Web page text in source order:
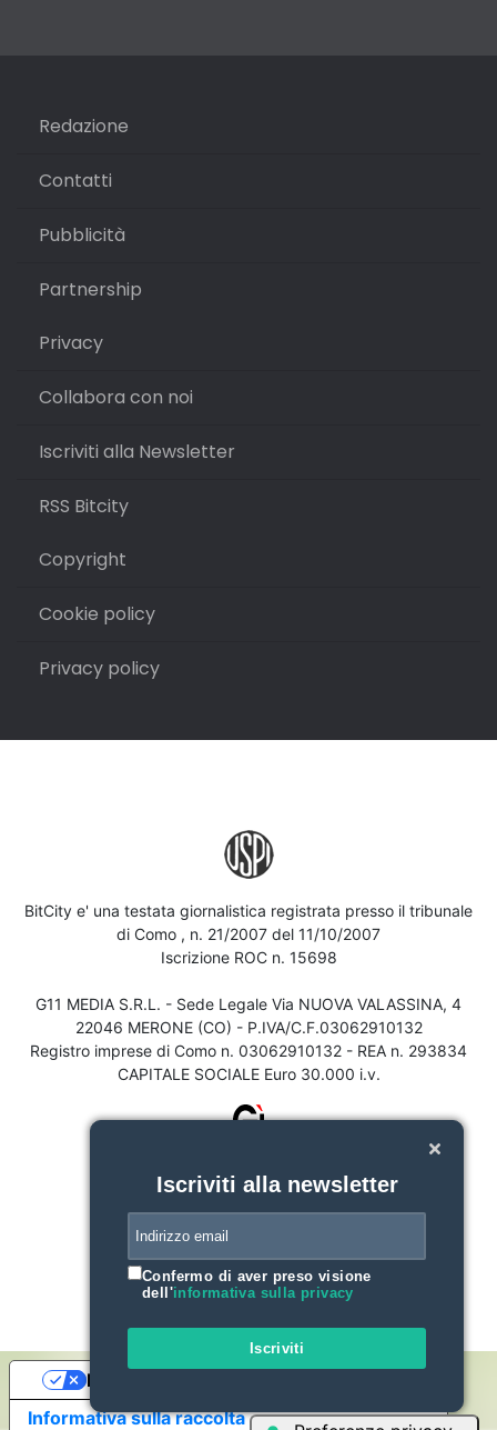
Redazione
Contatti
Pubblicità
Partnership
Privacy
Collabora con noi
Iscriviti alla Newsletter
RSS Bitcity
Copyright
Cookie policy
Privacy policy
BitCity e' una testata giornalistica registrata presso il tribunale
di Como , n. 21/2007 del 11/10/2007
Iscrizione ROC n. 15698
G11 MEDIA S.R.L. - Sede Legale Via NUOVA VALASSINA, 4
22046 MERONE (CO) - P.IVA/C.F.03062910132
Registro imprese di Como n. 03062910132 - REA n. 293834
CAPITALE SOCIALE Euro 30.000 i.v.
Iscriviti alla newsletter
Confermo di aver preso visione
dell'informativa sulla privacy
Iscriviti
Informativa sulla raccolta
Le tue preferenze relative alla privacy